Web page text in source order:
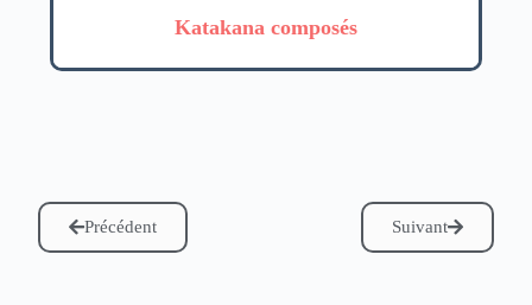
Katakana composés
Précédent Suivant